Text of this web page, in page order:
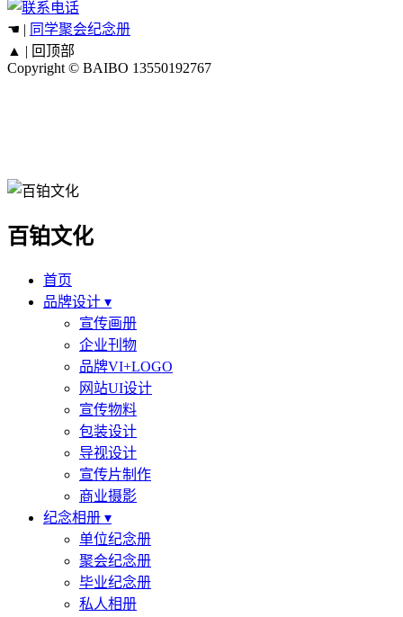
☚ | 同学聚会纪念册
▲ | 回顶部
Copyright © BAIBO 13550192767
百铂文化
首页
品牌设计 ▾
宣传画册
企业刊物
品牌VI+LOGO
网站UI设计
宣传物料
包装设计
导视设计
宣传片制作
商业摄影
纪念相册 ▾
单位纪念册
聚会纪念册
毕业纪念册
私人相册